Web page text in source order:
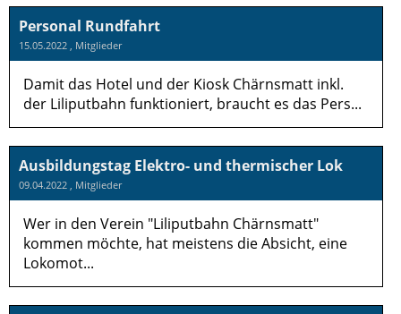
Personal Rundfahrt
15.05.2022 , Mitglieder
Damit das Hotel und der Kiosk Chärnsmatt inkl.
der Liliputbahn funktioniert, braucht es das Pers...
Ausbildungstag Elektro- und thermischer Lok
09.04.2022 , Mitglieder
Wer in den Verein "Liliputbahn Chärnsmatt"
kommen möchte, hat meistens die Absicht, eine
Lokomot...